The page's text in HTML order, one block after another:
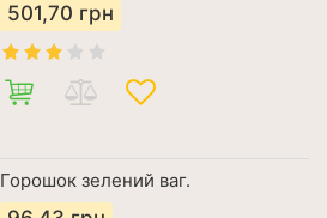
501,70 грн
Горошок зелений ваг.